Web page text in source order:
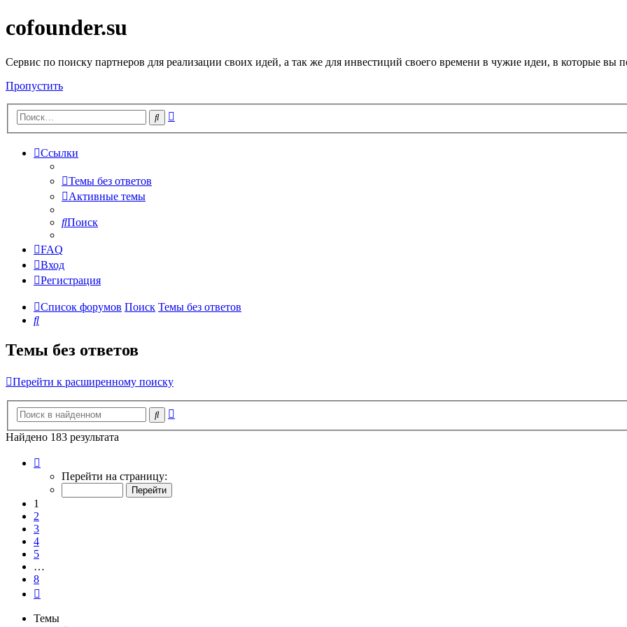
cofounder.su
Сервис по поиску партнеров для реализации своих идей, а так же для инвестиций своего времени в чужие идеи, в которые вы
Пропустить
Поиск
Ссылки
Темы без ответов
Активные темы
Поиск
FAQ
Вход
Регистрация
Список форумов Поиск Темы без ответов
Поиск
Темы без ответов
Перейти к расширенному поиску
Поиск
Найдено 183 результата
Перейти на страницу:
1
2
3
4
5
…
8
Темы